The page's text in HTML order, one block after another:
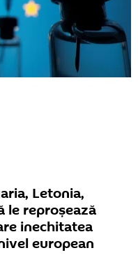
Letonia,
le reproșează
inechitatea
european